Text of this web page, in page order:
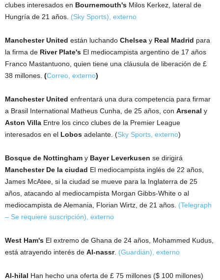
clubes interesados ​​en Bournemouth's Milos Kerkez, lateral de
Hungría de 21 años. (Sky Sports) externo
Manchester United están luchando Chelsea y Real Madrid para
la firma de River Plate's El mediocampista argentino de 17 años
Franco Mastantuono, quien tiene una cláusula de liberación de £
38 millones. (Correo externo)
Manchester United enfrentará una dura competencia para firmar
a Brasil International Matheus Cunha, de 25 años, con Arsenal y
Aston Villa Entre los cinco clubes de la Premier League
interesados ​​en el Lobos adelante. (Sky Sports externo)
Bosque de Nottingham y Bayer Leverkusen se dirigirá
Manchester De la ciudad El mediocampista inglés de 22 años,
James McAtee, si la ciudad se mueve para la Inglaterra de 25
años, atacando al mediocampista Morgan Gibbs-White o al
mediocampista de Alemania, Florian Wirtz, de 21 años. (Telegraph
– Se requiere suscripción) externo
West Ham's El extremo de Ghana de 24 años, Mohammed Kudus,
está atrayendo interés de Al-nassr. (Guardián) externo
Al-hilal Han hecho una oferta de £ 75 millones ($ 100 millones)